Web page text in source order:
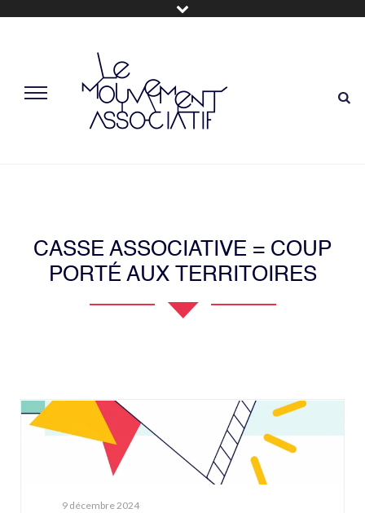
CASSE ASSOCIATIVE = COUP
PORTÉ AUX TERRITOIRES
9 décembre 2024